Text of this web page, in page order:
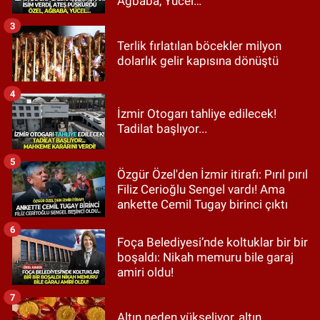
Terlik fırlatılan böcekler milyon
dolarlık gelir kapısına dönüştü
3
İzmir Otogarı tahliye edilecek!
Tadilat başlıyor...
4
Özgür Özel'den İzmir itirafı: Pırıl pırıl
Filiz Cerioğlu Sengel vardı! Ama
ankette Cemil Tugay birinci çıktı
5
Foça Belediyesi’nde koltuklar bir bir
boşaldı: Nikah memuru bile garaj
amiri oldu!
6
7